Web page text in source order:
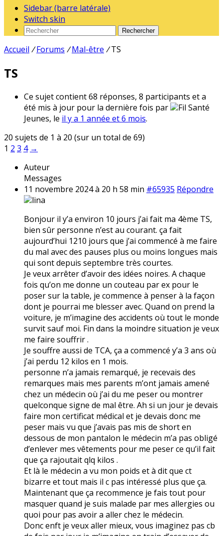
Sidebar (barre latérale)
Switch skin
Rechercher
Accueil / Forums / Mal-être / TS
TS
Ce sujet contient 68 réponses, 8 participants et a
été mis à jour pour la dernière fois par
Fil Santé
Jeunes, le il y a 1 année et 6 mois.
20 sujets de 1 à 20 (sur un total de 69)
1 2 3 4 →
Auteur
Messages
11 novembre 2024 à 20 h 58 min #65935 Répondre
lina
Bonjour il y’a environ 10 jours j’ai fait ma 4ème TS,
bien sûr personne n’est au courant. ça fait
aujourd’hui 1210 jours que j’ai commencé à me faire
du mal avec des pauses plus ou moins longues mais
qui sont depuis septembre très courtes.
Je veux arrêter d’avoir des idées noires. A chaque
fois qu’on me donne un couteau par ex pour le
poser sur la table, je commence à penser à la façon
dont je pourrai me blesser avec. Quand on prend la
voiture, je m’imagine des accidents où tout le monde
survit sauf moi. Fin dans la moindre situation je veux
me faire souffrir .
Je souffre aussi de TCA, ça a commencé y’a 3 ans où
j’ai perdu 12 kilos en 1 mois.
personne n’a jamais remarqué, je recevais des
remarques mais mes parents m’ont jamais amené
chez un médecin où j’ai du me peser ou montrer
quelconque signe de mal être. Ah si un jour je devais
faire mon certificat médical et je devais donc me
peser mais vu que j’avais pas mis de short en
dessous de mon pantalon le médecin m’a pas obligé
d’enlever mes vêtements pour me peser ce qu’il fait
que ça rajoutait qlq kilos .
Et là le médecin a vu mon poids et à dit que ct
bizarre et tout mais il c pas intéressé plus que ça.
Maintenant que ça recommence je fais tout pour
masquer quand je suis malade par mes allergies ou
quoi pour pas avoir a aller chez le médecin.
Donc enft je veux aller mieux, vous imaginez pas cb